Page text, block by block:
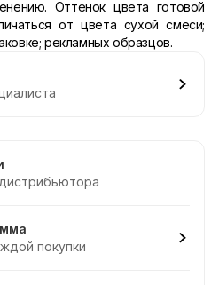
Оттенок цвета готовой
от цвета сухой смеси;
рекламных образцов.
покупки